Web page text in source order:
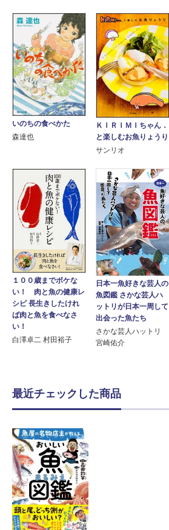
いのちの食べかた
森達也
ＫＩＲＩＭＩちゃん．
と楽しむお魚りょうり
サンリオ
１００歳までボケな
い！ 肉と魚の健康レ
シピ 長生きしたけれ
ば肉と魚を食べなさ
い！
白澤卓二 村田裕子
日本一魚好きな芸人の
魚図鑑 さかな芸人ハ
ットリが日本一周して
出会った魚たち
さかな芸人ハットリ
宮崎佑介
最近チェックした商品